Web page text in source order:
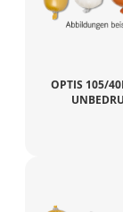
OPTIS 105/